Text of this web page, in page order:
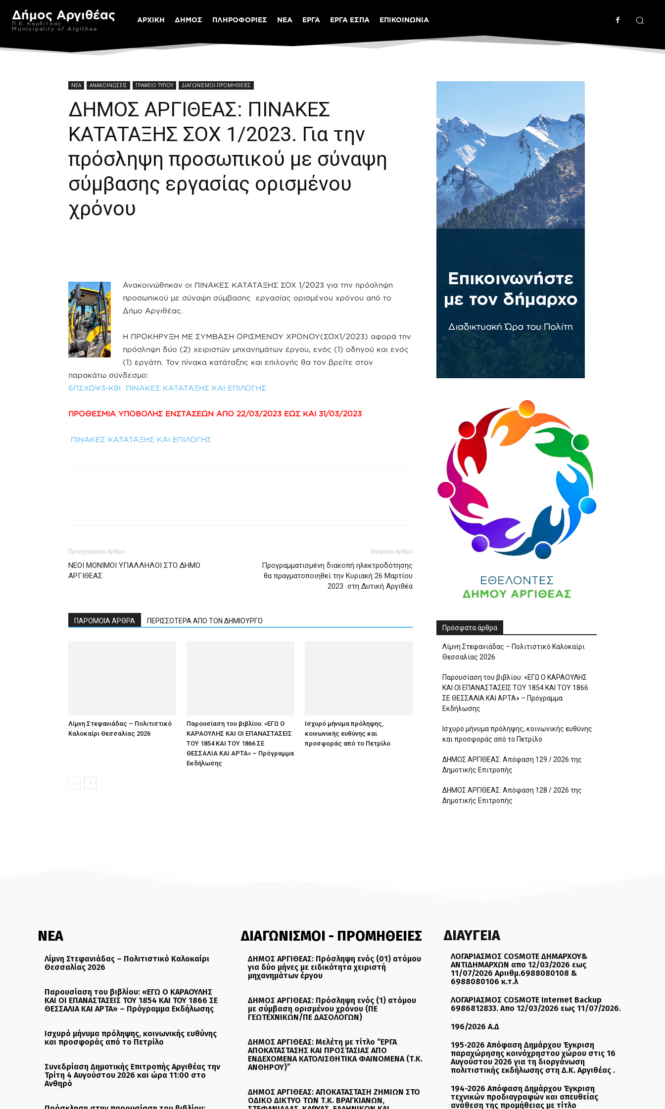
Δήμος Αργιθέας
Π.Ε. Καρδίτσας
Municipality of Argithea
ΑΡΧΙΚΗ ΔΗΜΟΣ ΠΛΗΡΟΦΟΡΙΕΣ ΝΕΑ ΕΡΓΑ ΕΡΓΑ ΕΣΠΑ ΕΠΙΚΟΙΝΩΝΙΑ
ΝΕΑ ΑΝΑΚΟΙΝΩΣΕΙΣ ΓΡΑΦΕΙΟ ΤΥΠΟΥ ΔΙΑΓΩΝΙΣΜΟΙ-ΠΡΟΜΗΘΕΙΕΣ
ΔΗΜΟΣ ΑΡΓΙΘΕΑΣ: ΠΙΝΑΚΕΣ
ΚΑΤΑΤΑΞΗΣ ΣΟΧ 1/2023. Για την
πρόσληψη προσωπικού με σύναψη
σύμβασης εργασίας ορισμένου
χρόνου
Ανακοινώθηκαν οι ΠΙΝΑΚΕΣ ΚΑΤΑΤΑΞΗΣ ΣΟΧ 1/2023 για την πρόσληψη
προσωπικού με σύναψη σύμβασης εργασίας ορισμένου χρόνου από το
Δήμο Αργιθέας.
Η ΠΡΟΚΗΡΥΞΗ ΜΕ ΣΥΜΒΑΣΗ ΟΡΙΣΜΕΝΟΥ ΧΡΟΝΟΥ(ΣΟΧ1/2023) αφορά την
πρόσληψη δύο (2) χειριστών μηχανημάτων έργου, ενός (1) οδηγού και ενός
(1) εργάτη. Τον πίνακα κατάταξης και επιλογής θα τον βρείτε στον
παρακάτω σύνδεσμο:
6ΠΣΧΩΨ3-Κ9Ι ΠΙΝΑΚΕΣ ΚΑΤΑΤΑΞΗΣ ΚΑΙ ΕΠΙΛΟΓΗΣ
ΠΡΟΘΕΣΜΙΑ ΥΠΟΒΟΛΗΣ ΕΝΣΤΑΣΕΩΝ ΑΠΟ 22/03/2023 ΕΩΣ ΚΑΙ 31/03/2023
ΠΙΝΑΚΕΣ ΚΑΤΑΤΑΞΗΣ ΚΑΙ ΕΠΙΛΟΓΗΣ
Προηγούμενο άρθρο
ΝΕΟΙ ΜΟΝΙΜΟΙ ΥΠΑΛΛΗΛΟΙ ΣΤΟ ΔΗΜΟ
ΑΡΓΙΘΕΑΣ
Επόμενο άρθρο
Προγραμματισμένη διακοπή ηλεκτροδότησης
θα πραγματοποιηθεί την Κυριακή 26 Μαρτίου
2023 στη Δυτική Αργιθέα
ΠΑΡΟΜΟΙΑ ΑΡΘΡΑ ΠΕΡΙΣΣΟΤΕΡΑ ΑΠΟ ΤΟΝ ΔΗΜΙΟΥΡΓΟ
Λίμνη Στεφανιάδας – Πολιτιστικό
Καλοκαίρι Θεσσαλίας 2026
Παρουσίαση του βιβλίου: «ΕΓΩ Ο
ΚΑΡΑΟΥΛΗΣ ΚΑΙ ΟΙ ΕΠΑΝΑΣΤΑΣΕΙΣ
ΤΟΥ 1854 ΚΑΙ ΤΟΥ 1866 ΣΕ
ΘΕΣΣΑΛΙΑ ΚΑΙ ΑΡΤΑ» – Πρόγραμμα
Εκδήλωσης
Ισχυρό μήνυμα πρόληψης,
κοινωνικής ευθύνης και
προσφοράς από το Πετρίλο
Πρόσφατα άρθρα
Λίμνη Στεφανιάδας – Πολιτιστικό Καλοκαίρι
Θεσσαλίας 2026
Παρουσίαση του βιβλίου: «ΕΓΩ Ο ΚΑΡΑΟΥΛΗΣ
ΚΑΙ ΟΙ ΕΠΑΝΑΣΤΑΣΕΙΣ ΤΟΥ 1854 ΚΑΙ ΤΟΥ 1866
ΣΕ ΘΕΣΣΑΛΙΑ ΚΑΙ ΑΡΤΑ» – Πρόγραμμα
Εκδήλωσης
Ισχυρό μήνυμα πρόληψης, κοινωνικής ευθύνης
και προσφοράς από το Πετρίλο
ΔΗΜΟΣ ΑΡΓΙΘΕΑΣ: Απόφαση 129 / 2026 της
Δημοτικής Επιτροπής
ΔΗΜΟΣ ΑΡΓΙΘΕΑΣ: Απόφαση 128 / 2026 της
Δημοτικής Επιτροπής
ΝΕΑ
Λίμνη Στεφανιάδας – Πολιτιστικό Καλοκαίρι
Θεσσαλίας 2026
Παρουσίαση του βιβλίου: «ΕΓΩ Ο ΚΑΡΑΟΥΛΗΣ
ΚΑΙ ΟΙ ΕΠΑΝΑΣΤΑΣΕΙΣ ΤΟΥ 1854 ΚΑΙ ΤΟΥ 1866 ΣΕ
ΘΕΣΣΑΛΙΑ ΚΑΙ ΑΡΤΑ» – Πρόγραμμα Εκδήλωσης
Ισχυρό μήνυμα πρόληψης, κοινωνικής ευθύνης
και προσφοράς από το Πετρίλο
Συνεδρίαση Δημοτικής Επιτροπής Αργιθέας την
Τρίτη 4 Αυγούστου 2026 και ώρα 11:00 στο
Ανθηρό
ΔΙΑΓΩΝΙΣΜΟΙ - ΠΡΟΜΗΘΕΙΕΣ
ΔΗΜΟΣ ΑΡΓΙΘΕΑΣ: Πρόσληψη ενός (01) ατόμου
για δύο μήνες με ειδικότητα χειριστή
μηχανημάτων έργου
ΔΗΜΟΣ ΑΡΓΙΘΕΑΣ: Πρόσληψη ενός (1) ατόμου
με σύμβαση ορισμένου χρόνου (ΠΕ
ΓΕΩΤΕΧΝΙΚΩΝ/ΠΕ ΔΑΣΟΛΟΓΩΝ)
ΔΗΜΟΣ ΑΡΓΙΘΕΑΣ: Μελέτη με τίτλο “ΕΡΓΑ
ΑΠΟΚΑΤΑΣΤΑΣΗΣ ΚΑΙ ΠΡΟΣΤΑΣΙΑΣ ΑΠΟ
ΕΝΔΕΧΟΜΕΝΑ ΚΑΤΟΛΙΣΘΗΤΙΚΑ ΦΑΙΝΟΜΕΝΑ (Τ.Κ.
ΑΝΘΗΡΟΥ)”
ΔΗΜΟΣ ΑΡΓΙΘΕΑΣ: ΑΠΟΚΑΤΑΣΤΑΣΗ ΖΗΜΙΩΝ ΣΤΟ
ΟΔΙΚΟ ΔΙΚΤΥΟ ΤΩΝ Τ.Κ. ΒΡΑΓΚΙΑΝΩΝ,
ΔΙΑΥΓΕΙΑ
ΛΟΓΑΡΙΑΣΜΟΣ COSMOTE ΔΗΜΑΡΧΟΥ&
ΑΝΤΙΔΗΜΑΡΧΩΝ απο 12/03/2026 εως
11/07/2026 Αριιθμ.6988080108 &
6988080106 κ.τ.λ
ΛΟΓΑΡΙΑΣΜΟΣ COSMOTE Internet Backup
6986812833. Απο 12/03/2026 εως 11/07/2026.
196/2026 Α.Δ
195-2026 Απόφαση Δημάρχου Έγκριση
παραχώρησης κοινόχρηστου χώρου στις 16
Αυγούστου 2026 για τη διοργάνωση
πολιτιστικής εκδήλωσης στη Δ.Κ. Αργιθέας .
194-2026 Απόφαση Δημάρχου Έγκριση
τεχνικών προδιαγραφών και απευθείας
ανάθεση της προμήθειας με τίτλο